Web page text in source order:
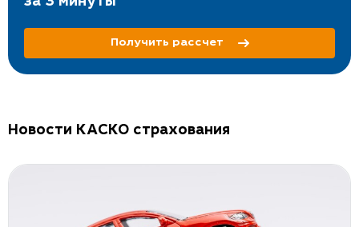
Получить рассчет
Новости КАСКО страхования